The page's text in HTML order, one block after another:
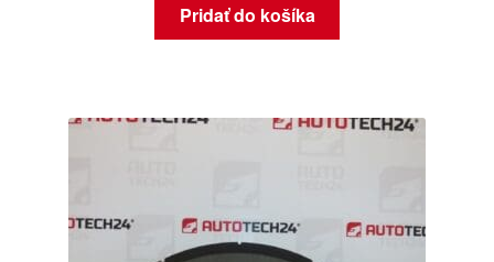
Pridať do košíka